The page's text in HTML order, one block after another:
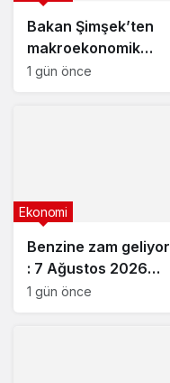
Bakan Şimşek’ten
makroekonomik
istikrar açıklaması
1 gün önce
Benzine zam geliyor
: 7 Ağustos 2026
güncel akaryakıt
Ekonomi
1 gün önce